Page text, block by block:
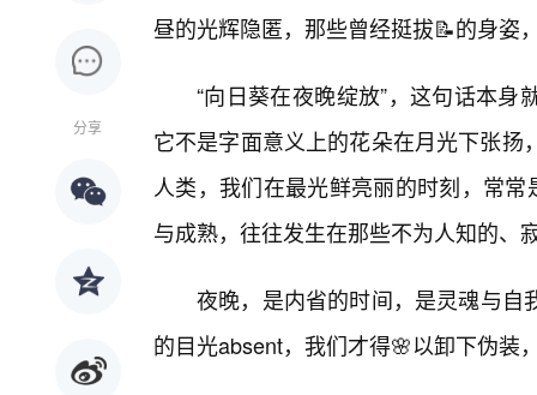
分享
昼的光辉隐匿，那些曾经挺拔📝的身姿
“向日葵在夜晚绽放”，这句话本
它不是字面意义上的花朵在月光下张
人类，我们在最光鲜亮丽的时刻，常
与成熟，往往发生在那些不为人知的、
夜晚，是内省的时间，是灵魂与自
的目光absent，我们才得🌸以卸下伪装